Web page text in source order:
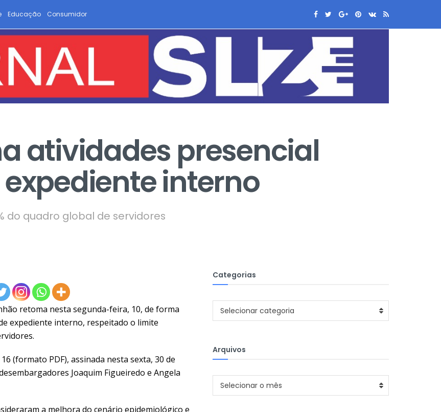
Educação Consumidor
atividades presencial
interno
do quadro global de servidores
retoma nesta segunda-feira, 10, de forma
expediente interno, respeitado o limite
(formato PDF), assinada nesta sexta, 30 de
Joaquim Figueiredo e Angela
a melhora do cenário epidemiológico e
Categorias
Categorias
Selecionar categoria
Arquivos
Arquivos
Selecionar o mês